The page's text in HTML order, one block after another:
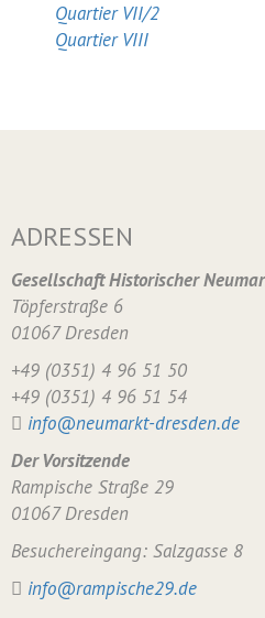
Quartier VII/2
Quartier VIII
ADRESSEN
Gesellschaft Historischer
Töpferstraße 6
01067 Dresden
+49 (0351) 4 96 51 50
+49 (0351) 4 96 51 54
info@neumarkt-dresden.de
Der Vorsitzende
Rampische Straße 29
01067 Dresden
Besuchereingang: Salzgasse 8
info@rampische29.de